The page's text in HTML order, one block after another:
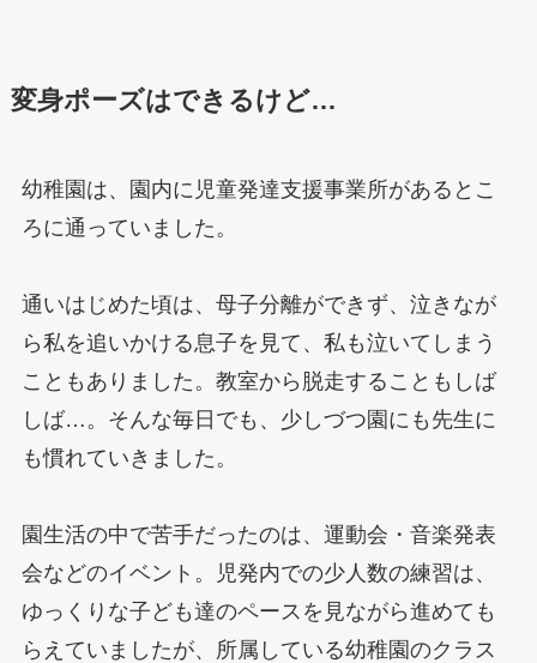
変身ポーズはできるけど…
幼稚園は、園内に児童発達支援事業所があるとこ
ろに通っていました。
通いはじめた頃は、母子分離ができず、泣きなが
ら私を追いかける息子を見て、私も泣いてしまう
こともありました。教室から脱走することもしば
しば…。そんな毎日でも、少しづつ園にも先生に
も慣れていきました。
園生活の中で苦手だったのは、運動会・音楽発表
会などのイベント。児発内での少人数の練習は、
ゆっくりな子ども達のペースを見ながら進めても
らえていましたが、所属している幼稚園のクラス